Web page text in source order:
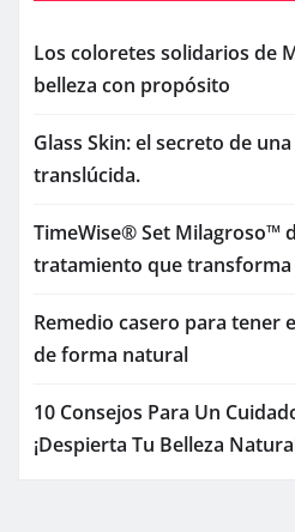
Los coloretes solidarios de
belleza con propósito
Glass Skin: el secreto de
translúcida.
TimeWise® Set Milagroso™
tratamiento que
Remedio casero para tener
de forma natural
10 Consejos Para Un
¡Despierta Tu Belleza